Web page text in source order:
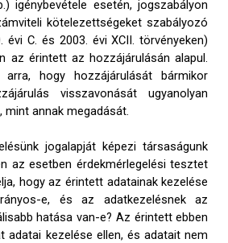
igénybevétele esetén, jogszabályon
kötelezettségeket szabályozó
évi C. és 2003. évi XCII. törvényeken)
az érintett az hozzájárulásán alapul.
hogy hozzájárulását bármikor
visszavonását ugyanolyan
mint annak megadását.
jogalapját képezi társaságunk
az esetben érdekmérlegelési tesztet
hogy az érintett adatainak kezelése
e, és az adatkezelésnek az
hatása van-e? Az érintett ebben
adatai kezelése ellen, és adatait nem